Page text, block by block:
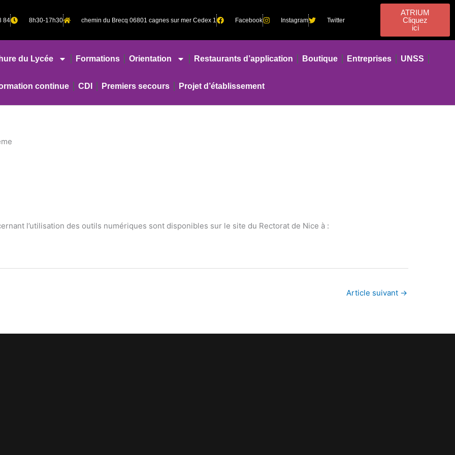
84 8h30-17h30 chemin du Brecq 06801 cagnes sur mer Cedex 1 Facebook Instagram Twitter
ATRIUM
Cliquez
ici
du Lycée Formations Orientation Restaurants d’application Boutique Entreprises UNSS
continue CDI Premiers secours Projet d’établissement
l’utilisation des outils numériques sont disponibles sur le site du Rectorat de Nice à :
Article suivant →